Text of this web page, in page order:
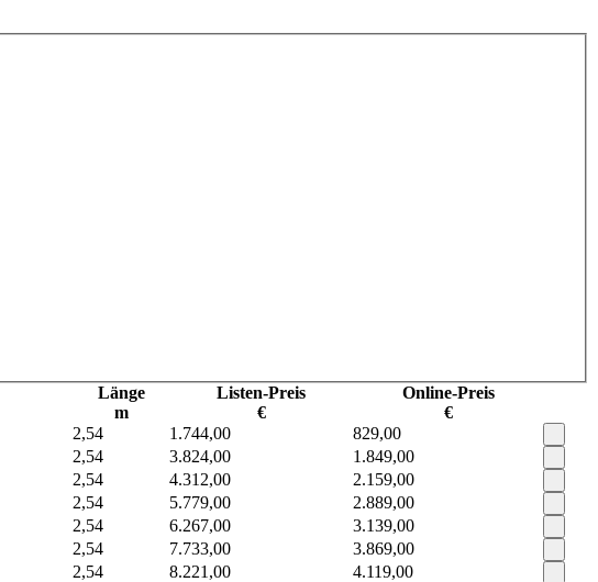
Länge
m
Listen-Preis
€
Online-Preis
€
2,54 1.744,00
829,00
2,54 3.824,00
1.849,00
2,54 4.312,00
2.159,00
2,54 5.779,00
2.889,00
2,54 6.267,00
3.139,00
2,54 7.733,00
3.869,00
2,54 8.221,00
4.119,00